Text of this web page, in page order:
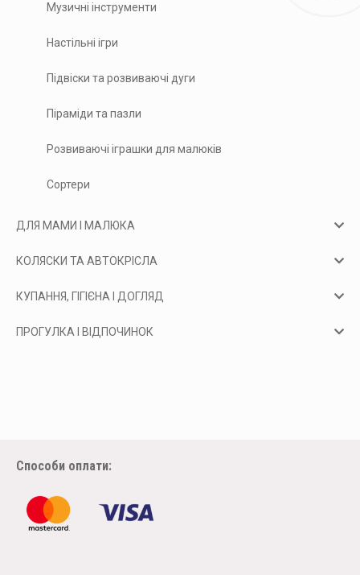
Музичні інструменти
Настільні ігри
Підвіски та розвиваючі дуги
Піраміди та пазли
Розвиваючі іграшки для малюків
Сортери
ДЛЯ МАМИ І МАЛЮКА
КОЛЯСКИ ТА АВТОКРІСЛА
КУПАННЯ, ГІГІЄНА І ДОГЛЯД
ПРОГУЛКА І ВІДПОЧИНОК
Способи оплати: